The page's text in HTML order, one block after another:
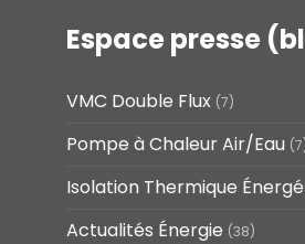
Espace presse
VMC Double Flux (7)
Pompe à Chaleur Air/Eau
Isolation Thermique
Actualités Énergie (38)